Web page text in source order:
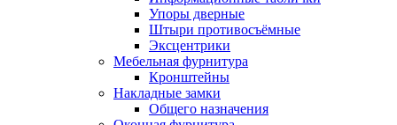
Упоры дверные
Штыри противосъёмные
Эксцентрики
Мебельная фурнитура
Кронштейны
Накладные замки
Общего назначения